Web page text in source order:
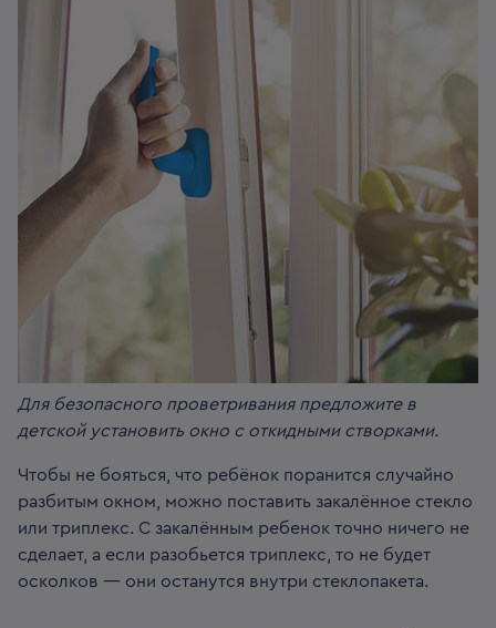
Для безопасного проветривания предложите в
детской установить окно с откидными створками.
Чтобы не бояться, что ребёнок поранится случайно
разбитым окном, можно поставить закалённое стекло
или триплекс. С закалённым ребенок точно ничего не
сделает, а если разобьется триплекс, то не будет
осколков — они останутся внутри стеклопакета.